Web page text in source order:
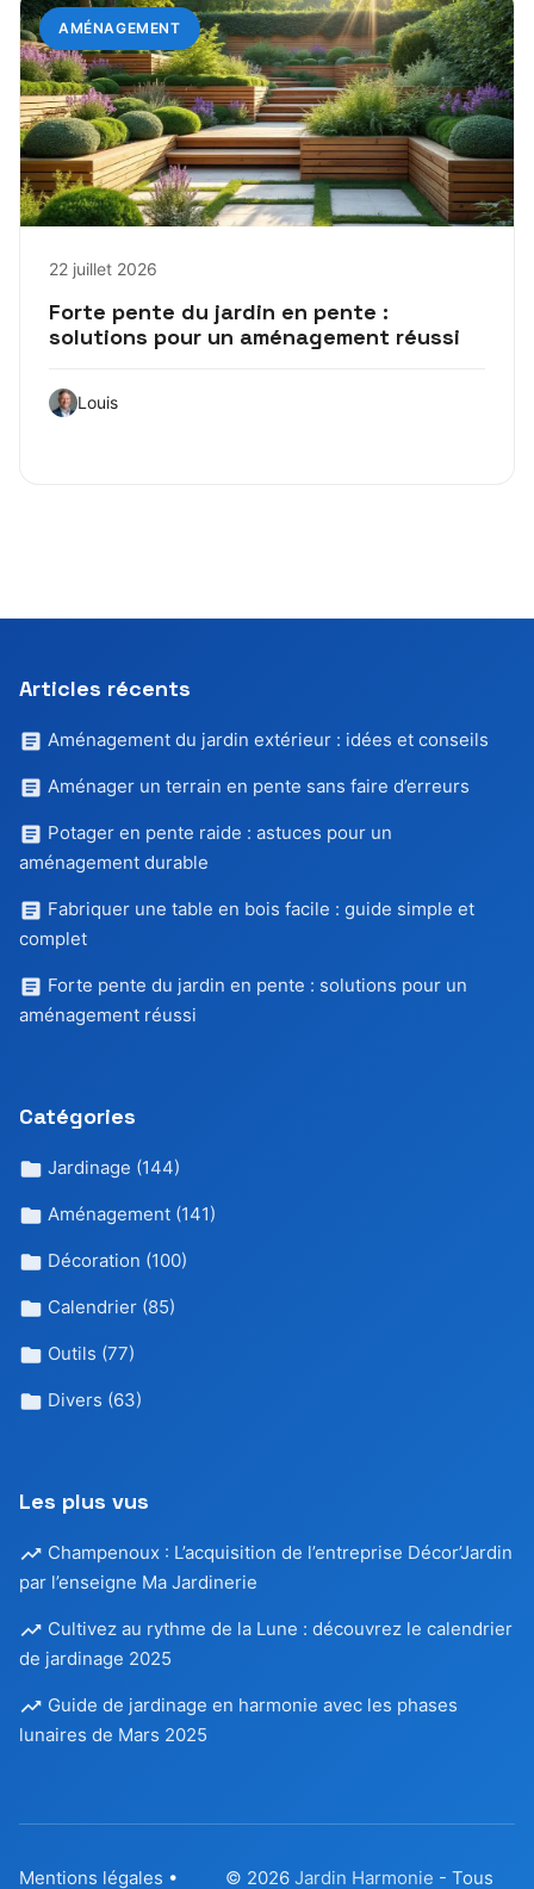
AMÉNAGEMENT
22 juillet 2026
Forte pente du jardin en pente :
solutions pour un aménagement réussi
Louis
Articles récents
Aménagement du jardin extérieur : idées et conseils
Aménager un terrain en pente sans faire d’erreurs
Potager en pente raide : astuces pour un
aménagement durable
Fabriquer une table en bois facile : guide simple et
complet
Forte pente du jardin en pente : solutions pour un
aménagement réussi
Catégories
Jardinage (144)
Aménagement (141)
Décoration (100)
Calendrier (85)
Outils (77)
Divers (63)
Les plus vus
Champenoux : L’acquisition de l’entreprise Décor’Jardin
par l’enseigne Ma Jardinerie
Cultivez au rythme de la Lune : découvrez le calendrier
de jardinage 2025
Guide de jardinage en harmonie avec les phases
lunaires de Mars 2025
Mentions légales • © 2026Jardin Harmonie - Tous